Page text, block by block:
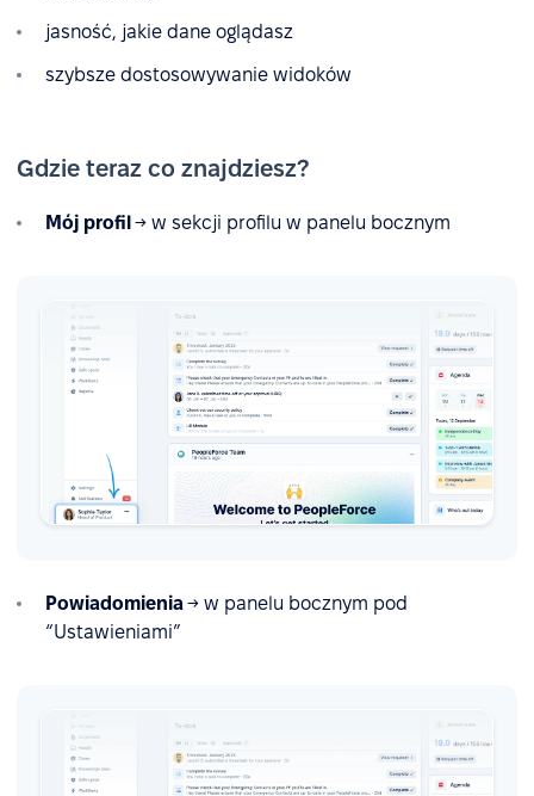
jasność, jakie dane oglądasz
szybsze dostosowywanie widoków
Gdzie teraz co znajdziesz?
Mój profil→ w sekcji profilu w panelu bocznym
Powiadomienia→ w panelu bocznym pod
“Ustawieniami”